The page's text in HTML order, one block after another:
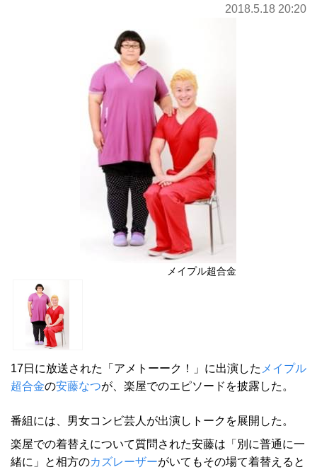
2018.5.18 20:20
メイプル超合金
17日に放送された「アメトーーク！」に出演した メイプル
超合金の安藤なつが、楽屋でのエピソードを披露した。
番組には、男女コンビ芸人が出演しトークを展開した。
楽屋での着替えについて質問された安藤は「別に普通に一
緒に」と相方のカズレーザーがいてもその場て着替えると